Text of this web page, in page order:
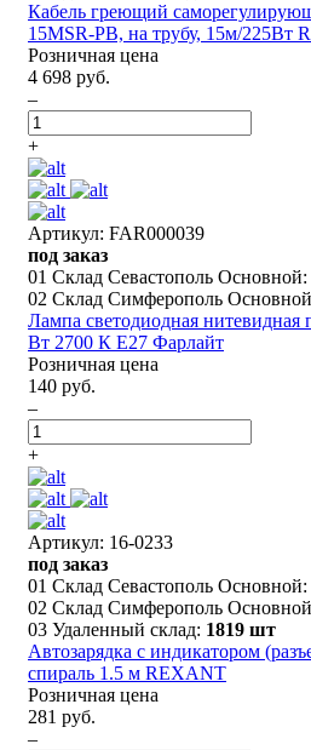
Кабель греющий
15MSR-PB, на трубу, 15м/225Вт
Розничная цена
4 698 руб.
–
+
Артикул: FAR000039
под заказ
01 Склад Севастополь Основной:
02 Склад Симферополь
Лампа светодиодная нитевидная
Вт 2700 К Е27 Фарлайт
Розничная цена
140 руб.
–
+
Артикул: 16-0233
под заказ
01 Склад Севастополь Основной:
02 Склад Симферополь
03 Удаленный склад: 1819 шт
Автозарядка с индикатором
спираль 1.5 м REXANT
Розничная цена
281 руб.
–